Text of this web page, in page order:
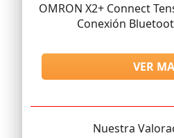
OMRON X2+ Connect
Conexión
VER
Nuestra